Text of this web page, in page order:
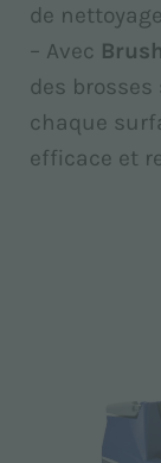
de
– Avec
des brosses
chaque
efficace et